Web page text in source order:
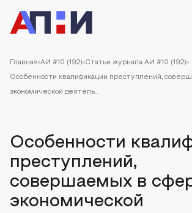
Главная АИ #10 (192) Статьи журнала АИ #10 (192)
Особенности квалификации преступлений,
экономической деятель...
Особенности
преступлений,
совершаемых в
экономической